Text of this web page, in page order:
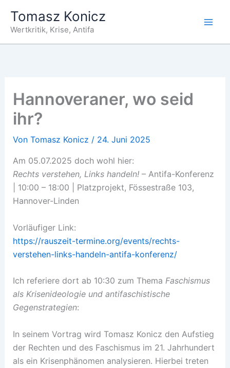
Inhalt
springen
Tomasz Konicz
Wertkritik, Krise, Antifa
Hannoveraner, wo seid
ihr?
Von Tomasz Konicz / 24. Juni 2025
Am 05.07.2025 doch wohl hier:
Rechts verstehen, Links handeln!– Antifa-Konferenz
| 10:00 – 18:00 | Platzprojekt, Fössestraße 103,
Hannover-Linden
Vorläufiger Link:
https://rauszeit-termine.org/events/rechts-
verstehen-links-handeln-antifa-konferenz/
Ich referiere dort ab 10:30 zum Thema Faschismus
als Krisenideologie und antifaschistische
Gegenstrategien:
In seinem Vortrag wird Tomasz Konicz den Aufstieg
der Rechten und des Faschismus im 21. Jahrhundert
als ein Krisenphänomen analysieren. Hierbei treten